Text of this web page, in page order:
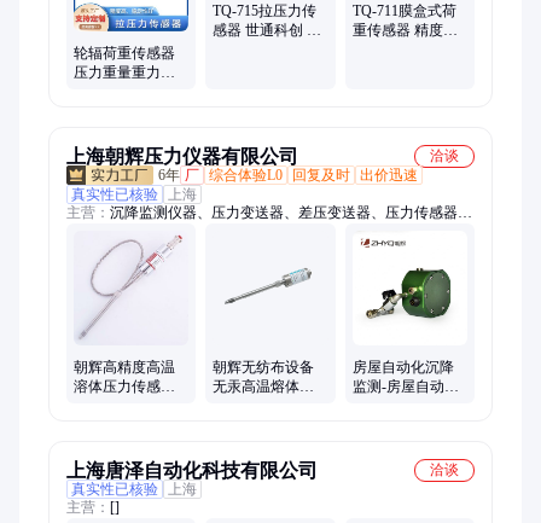
轮辐荷重传感器
压力重量重力测
TQ-715拉压力传
感器 世通科创 源
TQ-711膜盒式荷
重传感器 精度高
上海朝辉压力仪器有限公司
洽谈
6年 厂 综合体验L0 回复及时 出价迅速
真实性已核验
上海
主营： 沉降监测仪器、压力变送器、差压变送器、压力传感器、
温度传感器、电磁流量计、液位变送器、涡街流量计、涡轮流量
计、质量流量计、温度压力仪表、压力控制仪表
朝辉高精度高温
溶体压力传感器
朝辉无纺布设备
无汞高温熔体压
房屋自动化沉降
监测-房屋自动化
上海唐泽自动化科技有限公司
洽谈
真实性已核验
上海
主营： []